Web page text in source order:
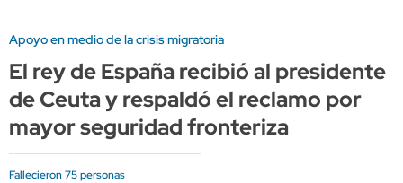
Apoyo en medio de la crisis migratoria
El rey de España recibió al presidente
de Ceuta y respaldó el reclamo por
mayor seguridad fronteriza
Fallecieron 75 personas